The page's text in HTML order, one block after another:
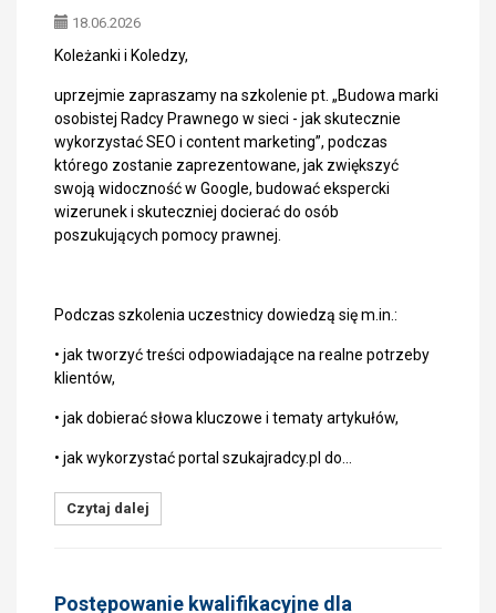
18.06.2026
Koleżanki i Koledzy,
uprzejmie zapraszamy na szkolenie pt. „Budowa marki
osobistej Radcy Prawnego w sieci - jak skutecznie
wykorzystać SEO i content marketing”, podczas
którego zostanie zaprezentowane, jak zwiększyć
swoją widoczność w Google, budować ekspercki
wizerunek i skuteczniej docierać do osób
poszukujących pomocy prawnej.
Podczas szkolenia uczestnicy dowiedzą się m.in.:
• jak tworzyć treści odpowiadające na realne potrzeby
klientów,
• jak dobierać słowa kluczowe i tematy artykułów,
• jak wykorzystać portal szukajradcy.pl do…
Czytaj dalej
Postępowanie kwalifikacyjne dla